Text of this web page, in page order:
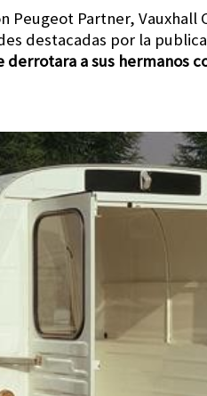
Partner, Vauxhall
destacadas por la
derrotara a sus hermanos